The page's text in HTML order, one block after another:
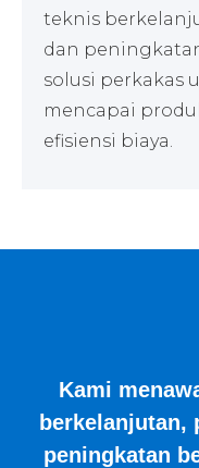
teknis
dan
solusi perkakas
mencapai
efisiensi biaya.
Kami
berkelanjutan,
peningkatan